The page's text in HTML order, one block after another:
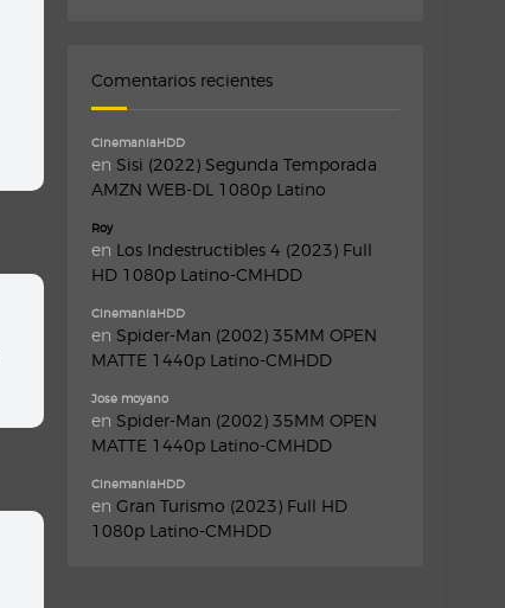
Comentarios recientes
CinemaniaHDD
en Sisi (2022) Segunda Temporada
AMZN WEB-DL 1080p Latino
Roy
en Los Indestructibles 4 (2023) Full
HD 1080p Latino-CMHDD
CinemaniaHDD
en Spider-Man (2002) 35MM OPEN
MATTE 1440p Latino-CMHDD
Jose moyano
en Spider-Man (2002) 35MM OPEN
MATTE 1440p Latino-CMHDD
CinemaniaHDD
en Gran Turismo (2023) Full HD
1080p Latino-CMHDD